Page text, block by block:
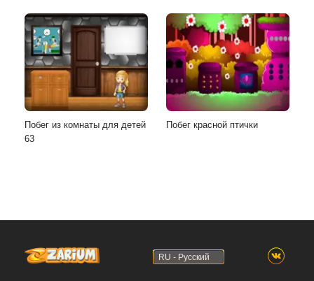
Побег из комнаты для детей
63
Побег красной птички
RU - Русский